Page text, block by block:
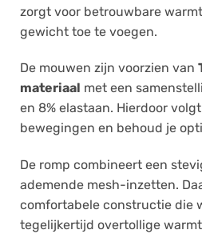
zorgt voor betrouwbare
gewicht toe te voegen.
De mouwen zijn voorzien van
materiaal met een
en 8% elastaan. Hierdoor
bewegingen en behoud je
De romp combineert een
ademende mesh-inzetten.
comfortabele constructie die
tegelijkertijd overtollige